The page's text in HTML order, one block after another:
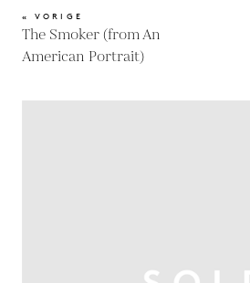
« VORIGE
The Smoker (from An
American Portrait)